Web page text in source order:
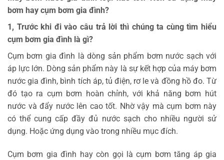
bơm hay cụm bơm gia đình?
1, Trước khi đi vào câu trả lời thì chúng ta cùng tìm hiểu
cụm bơm gia đình là gì?
Cụm bơm gia đình là dòng sản phẩm bơm nước sạch với
áp lực lớn. Dòng sản phẩm này là sự kết hợp của máy bơm
nước gia đình, bình tích áp, tủ điện, rơ le và đồng hồ đo. Từ
đó tạo ra cụm bơm hoàn chỉnh, với khả năng bơm hút
nước và đẩy nước lên cao tốt. Nhờ vậy mà cụm bơm này
có thể cung cấp đầy đủ nước sạch cho nhiều người sử
dụng. Hoặc ứng dụng vào trong nhiều mục đích.
Cụm bơm gia đình hay còn gọi là cụm bơm tăng áp gia